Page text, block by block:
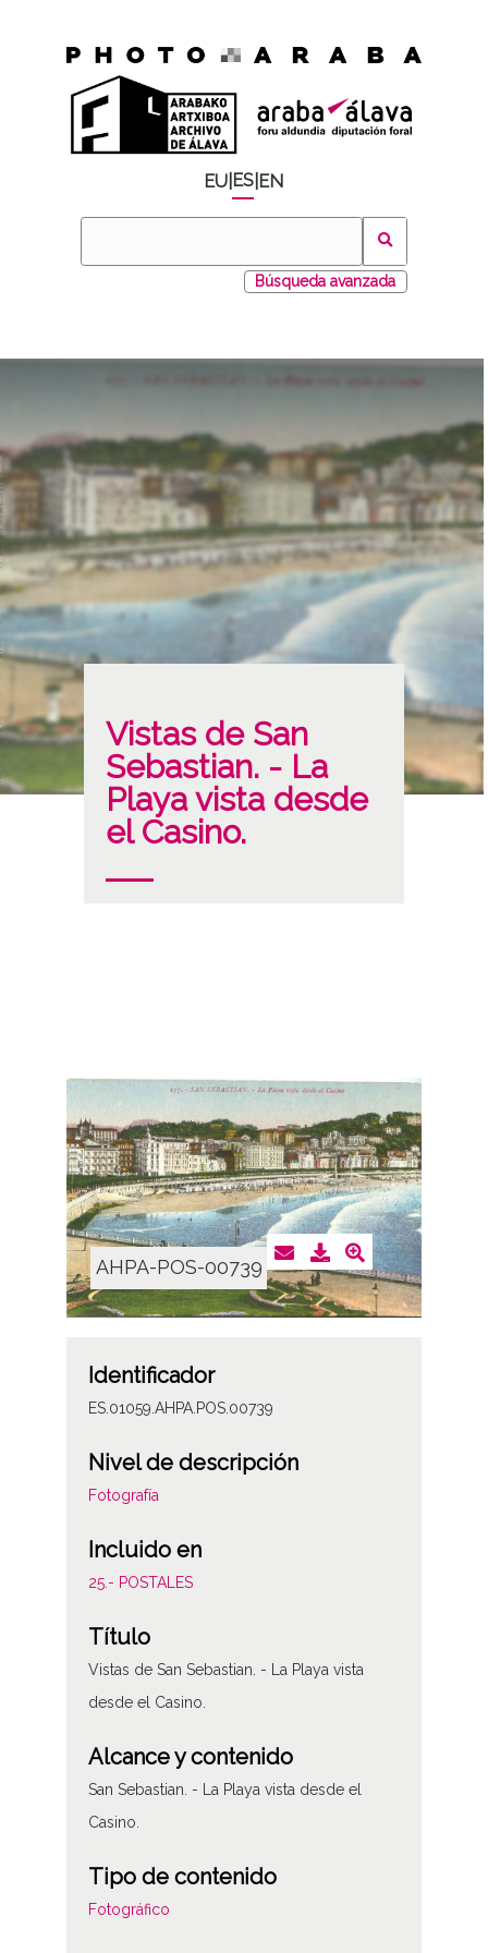
EU ES EN
Búsqueda avanzada
Vistas de San
Sebastian. - La
Playa vista desde
el Casino.
AHPA-POS-00739
Identificador
ES.01059.AHPA.POS.00739
Nivel de descripción
Fotografía
Incluido en
25.- POSTALES
Título
Vistas de San Sebastian. - La Playa vista
desde el Casino.
Alcance y contenido
San Sebastian. - La Playa vista desde el
Casino.
Tipo de contenido
Fotográfico